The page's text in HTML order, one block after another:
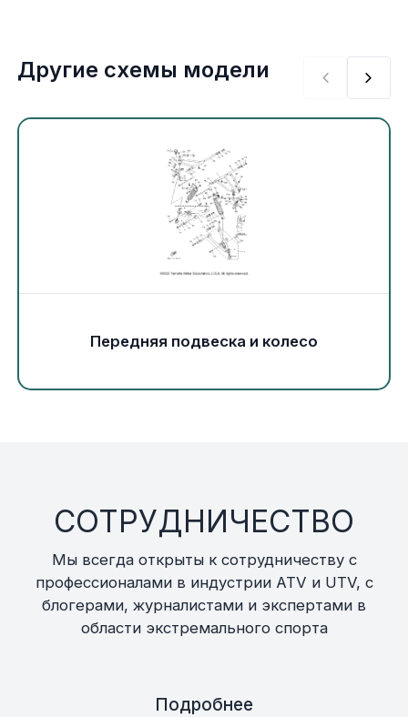
Электрика
Другое
Движители (гребные винты)
Швартовное оборудование
Якорное оборудование
Другие схемы модели
Передняя подвеска и колесо
СОТРУДНИЧЕСТВО
Мы всегда открыты к сотрудничеству с
профессионалами в индустрии ATV и UTV, с
блогерами, журналистами и экспертами в
области экстремального спорта
Подробнее